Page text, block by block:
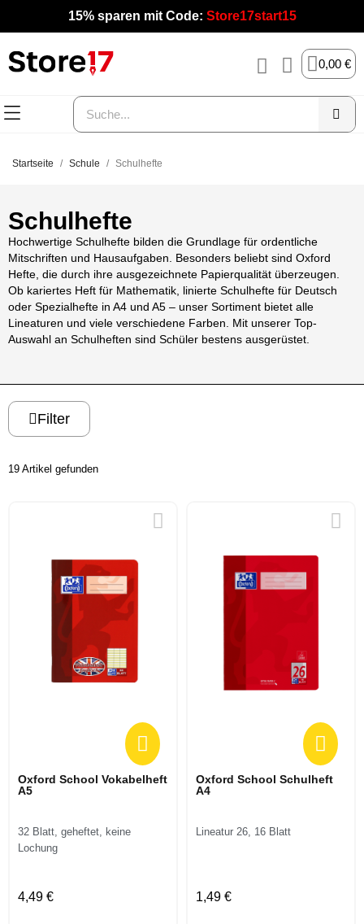
15% sparen mit Code: Store17start15
0,00 €
Startseite Schule Schulhefte
Schulhefte
Hochwertige Schulhefte bilden die Grundlage für ordentliche
Mitschriften und Hausaufgaben. Besonders beliebt sind Oxford
Hefte, die durch ihre ausgezeichnete Papierqualität überzeugen.
Ob kariertes Heft für Mathematik, linierte Schulhefte für Deutsch
oder Spezialhefte in A4 und A5 – unser Sortiment bietet alle
Lineaturen und viele verschiedene Farben. Mit unserer Top-
Auswahl an Schulheften sind Schüler bestens ausgerüstet.
Filter
19 Artikel gefunden
Oxford School Vokabelheft
A5
32 Blatt, geheftet, keine
Lochung
4,49 €
Oxford School Schulheft
A4
Lineatur 26, 16 Blatt
1,49 €